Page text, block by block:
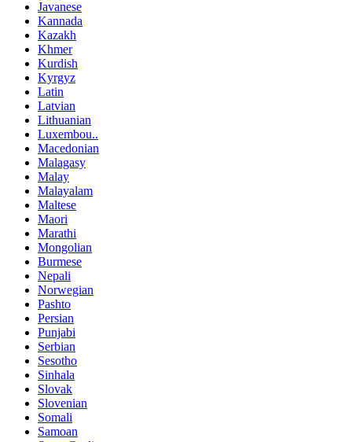
Javanese
Kannada
Kazakh
Khmer
Kurdish
Kyrgyz
Latin
Latvian
Lithuanian
Luxembou..
Macedonian
Malagasy
Malay
Malayalam
Maltese
Maori
Marathi
Mongolian
Burmese
Nepali
Norwegian
Pashto
Persian
Punjabi
Serbian
Sesotho
Sinhala
Slovak
Slovenian
Somali
Samoan